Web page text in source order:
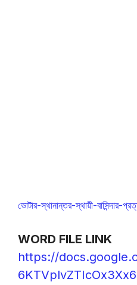
ভোটার-স্থানান্তর-স্থায়ী-বাসিন্দার-
WORD FILE LINK
https://